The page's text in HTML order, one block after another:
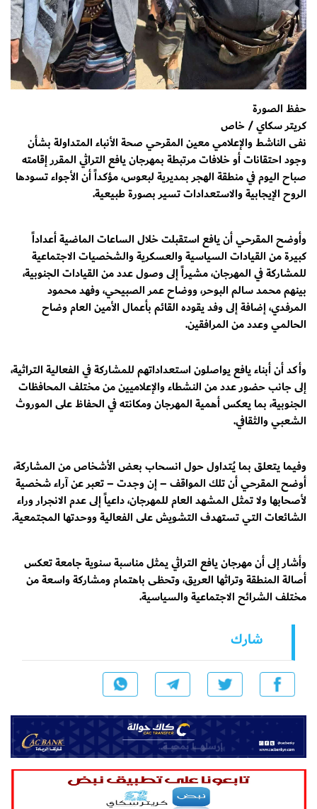
حفظ الصورة
كريتر سكاي / خاص
نفى الناشط والإعلامي معين المقرحي صحة الأنباء المتداولة بشأن
وجود احتقانات أو خلافات مرتبطة بمهرجان يافع التراثي المقرر إقامته
صباح اليوم في منطقة الهجر بمديرية لبعوس، مؤكداً أن الأجواء تسودها
الروح الإيجابية والاستعدادات تسير بصورة طبيعية.
وأوضح المقرحي أن يافع استقبلت خلال الساعات الماضية أعداداً
كبيرة من القيادات السياسية والعسكرية والشخصيات الاجتماعية
للمشاركة في المهرجان، مشيراً إلى وصول عدد من القيادات الجنوبية،
بينهم محمد سالم البوحر، ووضاح عمر الصبيحي، وفهد محمود
المرفدي، إضافة إلى وفد يقوده القائم بأعمال الأمين العام وضاح
الحالمي وعدد من المرافقين.
وأكد أن أبناء يافع يواصلون استعداداتهم للمشاركة في الفعالية التراثية،
إلى جانب حضور عدد من النشطاء والإعلاميين من مختلف المحافظات
الجنوبية، بما يعكس أهمية المهرجان ومكانته في الحفاظ على الموروث
الشعبي والثقافي.
وفيما يتعلق بما يُتداول حول انسحاب بعض الأشخاص من المشاركة،
أوضح المقرحي أن تلك المواقف – إن وجدت – تعبر عن آراء شخصية
لأصحابها ولا تمثل المشهد العام للمهرجان، داعياً إلى عدم الانجرار وراء
الشائعات التي تستهدف التشويش على الفعالية ووحدتها المجتمعية.
وأشار إلى أن مهرجان يافع التراثي يمثل مناسبة سنوية جامعة تعكس
أصالة المنطقة وتراثها العريق، وتحظى باهتمام ومشاركة واسعة من
مختلف الشرائح الاجتماعية والسياسية.
شارك